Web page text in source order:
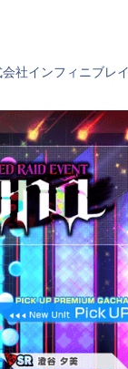
社インフィニブレ